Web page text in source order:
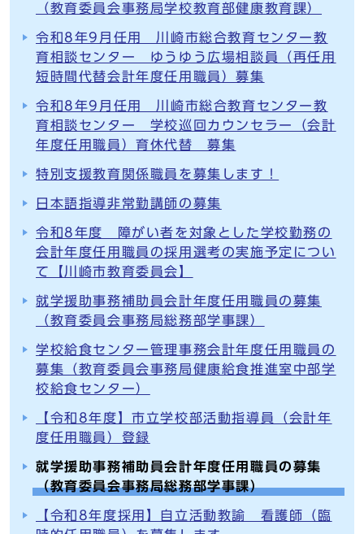
（教育委員会事務局学校教育部健康教育課）
令和8年9月任用 川崎市総合教育センター教
育相談センター ゆうゆう広場相談員（再任用
短時間代替会計年度任用職員）募集
令和8年9月任用 川崎市総合教育センター教
育相談センター 学校巡回カウンセラー（会計
年度任用職員）育休代替 募集
特別支援教育関係職員を募集します！
日本語指導非常勤講師の募集
令和8年度 障がい者を対象とした学校勤務の
会計年度任用職員の採用選考の実施予定につい
て【川崎市教育委員会】
就学援助事務補助員会計年度任用職員の募集
（教育委員会事務局総務部学事課）
学校給食センター管理事務会計年度任用職員の
募集（教育委員会事務局健康給食推進室中部学
校給食センター）
【令和8年度】市立学校部活動指導員（会計年
度任用職員）登録
就学援助事務補助員会計年度任用職員の募集
（教育委員会事務局総務部学事課）
【令和8年度採用】自立活動教諭 看護師（臨